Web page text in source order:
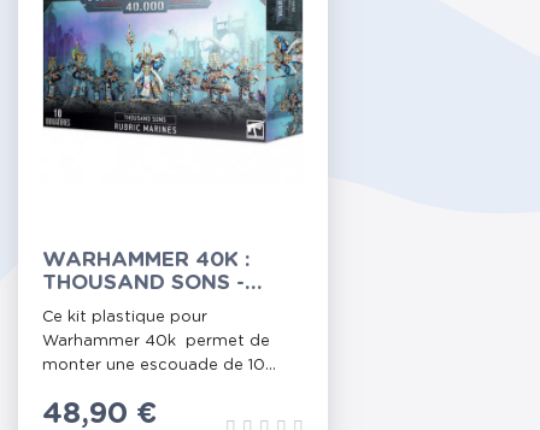
WARHAMMER 40K :
THOUSAND SONS -
RUBRIC MARINES
Ce kit plastique pour
Warhammer 40k permet de
monter une escouade de 10...
Prix
48,90 €